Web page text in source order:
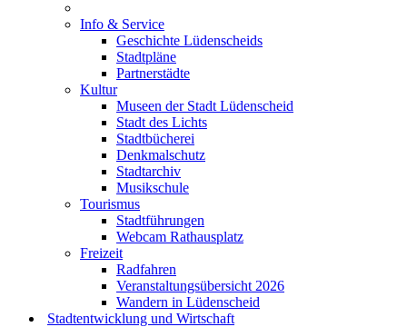
Info & Service
Geschichte Lüdenscheids
Stadtpläne
Partnerstädte
Kultur
Museen der Stadt Lüdenscheid
Stadt des Lichts
Stadtbücherei
Denkmalschutz
Stadtarchiv
Musikschule
Tourismus
Stadtführungen
Webcam Rathausplatz
Freizeit
Radfahren
Veranstaltungsübersicht 2026
Wandern in Lüdenscheid
Stadtentwicklung und Wirtschaft